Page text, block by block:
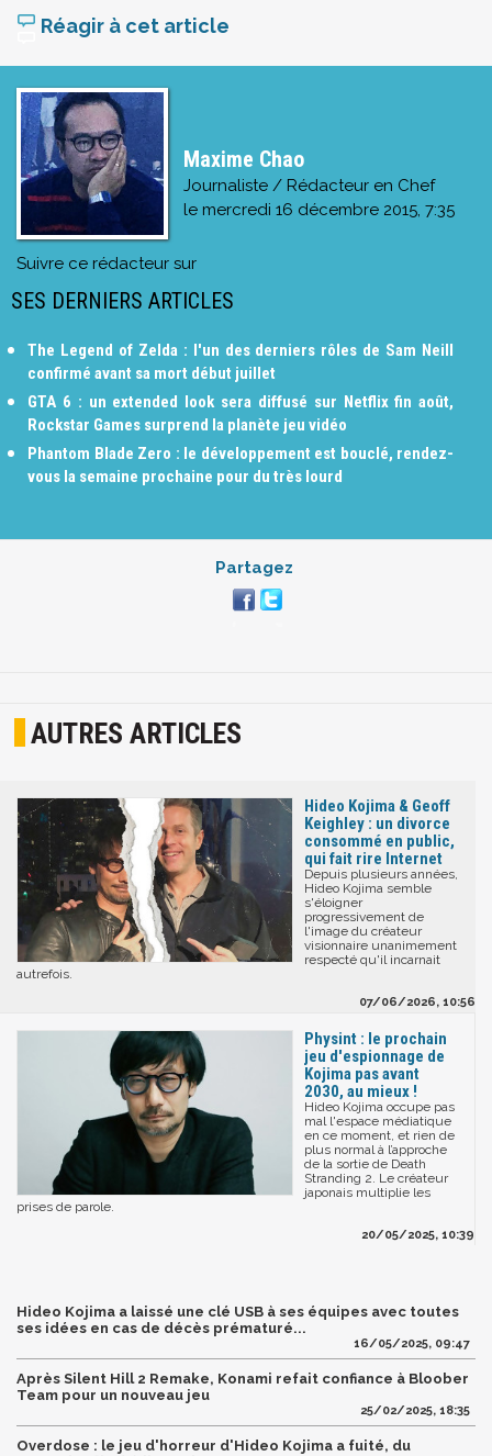
Réagir à cet article
Maxime Chao
Journaliste / Rédacteur en Chef
le mercredi 16 décembre 2015, 7:35
Suivre ce rédacteur sur
SES DERNIERS ARTICLES
The Legend of Zelda : l'un des derniers rôles de Sam Neill
confirmé avant sa mort début juillet
GTA 6 : un extended look sera diffusé sur Netflix fin août,
Rockstar Games surprend la planète jeu vidéo
Phantom Blade Zero : le développement est bouclé, rendez-
vous la semaine prochaine pour du très lourd
Partagez
AUTRES ARTICLES
Hideo Kojima & Geoff
Keighley : un divorce
consommé en public,
qui fait rire Internet
Depuis plusieurs années,
Hideo Kojima semble
s'éloigner
progressivement de
l'image du créateur
visionnaire unanimement
respecté qu'il incarnait
autrefois.
07/06/2026, 10:56
Physint : le prochain
jeu d'espionnage de
Kojima pas avant
2030, au mieux !
Hideo Kojima occupe pas
mal l'espace médiatique
en ce moment, et rien de
plus normal à l’approche
de la sortie de Death
Stranding 2. Le créateur
japonais multiplie les
prises de parole.
20/05/2025, 10:39
Hideo Kojima a laissé une clé USB à ses équipes avec toutes
ses idées en cas de décès prématuré...
16/05/2025, 09:47
Après Silent Hill 2 Remake, Konami refait confiance à Bloober
Team pour un nouveau jeu
25/02/2025, 18:35
Overdose : le jeu d'horreur d'Hideo Kojima a fuité, du